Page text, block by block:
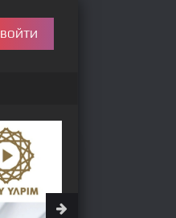
ВОЙТИ